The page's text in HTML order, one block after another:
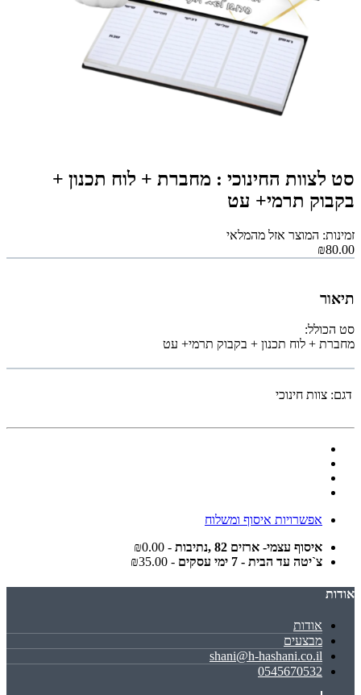
סט לצוות החינוכי : מחברת + לוח תכנון +
בקבוק תרמי+ עט
זמינות: המוצר אזל מהמלאי
₪80.00
תיאור
סט הכולל:
מחברת + לוח תכנון + בקבוק תרמי+ עט
דגם: צוות חינוכי
אפשרויות איסוף ומשלוח
איסוף עצמי- ארזים 82 ,נתיבות
- ₪0.00
צ`יטה עד הבית - 7 ימי עסקים
- ₪35.00
אודות
אודות
מבצעים
shani@h-hashani.co.il
0545670532